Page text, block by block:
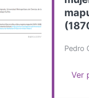
Pedro
Ver